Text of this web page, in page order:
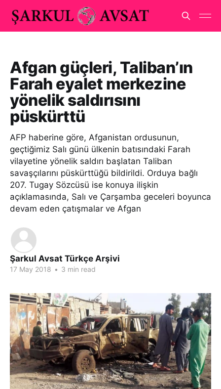
Afgan güçleri, Taliban’ın
Farah eyalet merkezine
yönelik saldırısını
püskürttü
AFP haberine göre, Afganistan ordusunun,
geçtiğimiz Salı günü ülkenin batısındaki Farah
vilayetine yönelik saldırı başlatan Taliban
savaşçılarını püskürttüğü bildirildi. Orduya bağlı
207. Tugay Sözcüsü ise konuya ilişkin
açıklamasında, Salı ve Çarşamba geceleri boyunca
devam eden çatışmalar ve Afgan
Şarkul Avsat Türkçe Arşivi
17 May 2018 • 3 min read